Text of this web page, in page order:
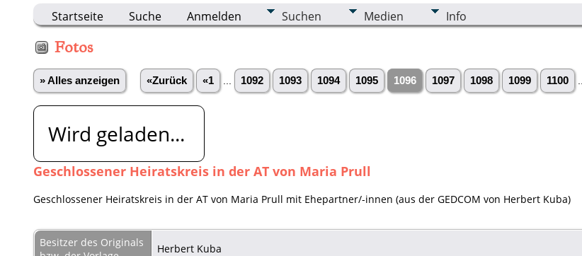
Startseite Suche Anmelden Suchen Medien Info
Fotos
» Alles anzeigen «Zurück «1 1092 1093 1094 1095 1096 1097 1098 1099 1100
Wird geladen...
Geschlossener Heiratskreis in der AT von Maria Prull
Geschlossener Heiratskreis in der AT von Maria Prull mit Ehepartner/-innen (aus der GEDCOM von Herbert Kuba)
Besitzer des Originals
Herbert Kuba